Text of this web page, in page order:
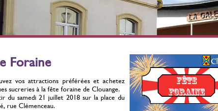
des chats
Décembre 2026
Stérilisation des chats
errants
Décembre 2026
Foraine
vos attractions préférées et achetez
sucreries à la fête foraine de Clouange.
du samedi 21 juillet 2018 sur la place du
rue Clémenceau.